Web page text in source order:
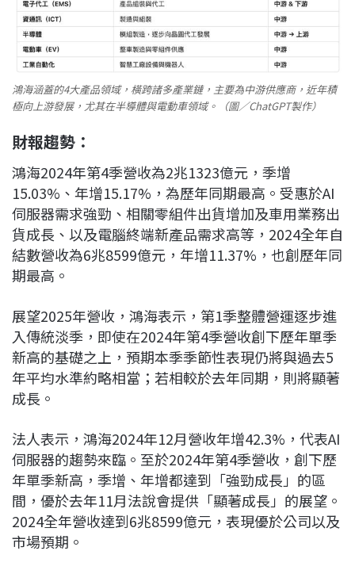
鴻海涵蓋的4大產品領域，橫跨諸多產業鏈，主要為中游供應商，近年積
極向上游發展，尤其在半導體與電動車領域。（圖／ChatGPT製作）
財報趨勢：
鴻海2024年第4季營收為2兆1323億元，季增
15.03%、年增15.17%，為歷年同期最高。受惠於AI
伺服器需求強勁、相關零組件出貨增加及車用業務出
貨成長、以及電腦終端新產品需求高等，2024全年自
結數營收為6兆8599億元，年增11.37%，也創歷年同
期最高。
展望2025年營收，鴻海表示，第1季整體營運逐步進
入傳統淡季，即使在2024年第4季營收創下歷年單季
新高的基礎之上，預期本季季節性表現仍將與過去5
年平均水準約略相當；若相較於去年同期，則將顯著
成長。
法人表示，鴻海2024年12月營收年增42.3%，代表AI
伺服器的趨勢來臨。至於2024年第4季營收，創下歷
年單季新高，季增、年增都達到「強勁成長」的區
間，優於去年11月法說會提供「顯著成長」的展望。
2024全年營收達到6兆8599億元，表現優於公司以及
市場預期。